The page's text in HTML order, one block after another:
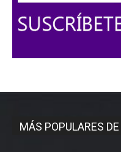
MÁS POPULARES